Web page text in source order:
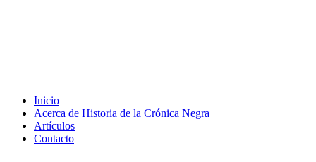
Inicio
Acerca de Historia de la Crónica Negra
Artículos
Contacto